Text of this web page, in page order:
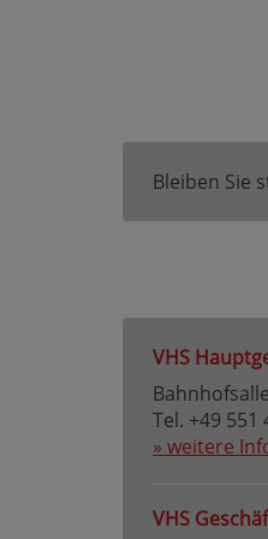
Bleiben Sie
VHS
Tel. +49 551
» weitere
VHS